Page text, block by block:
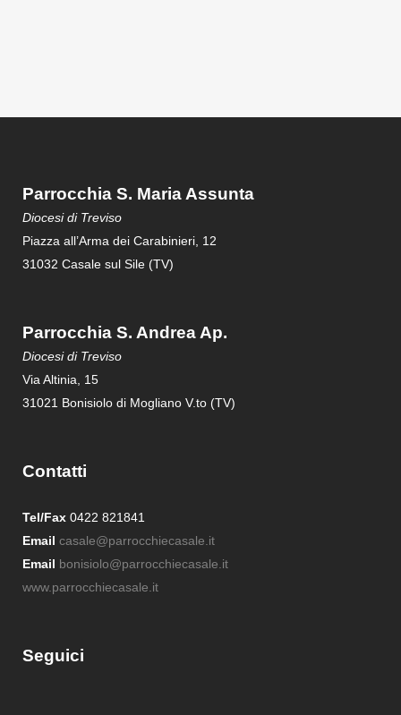
Parrocchia S. Maria Assunta
Diocesi di Treviso
Piazza all’Arma dei Carabinieri, 12
31032 Casale sul Sile (TV)
Parrocchia S. Andrea Ap.
Diocesi di Treviso
Via Altinia, 15
31021 Bonisiolo di Mogliano V.to (TV)
Contatti
Tel/Fax 0422 821841
Email casale@parrocchiecasale.it
Email bonisiolo@parrocchiecasale.it
www.parrocchiecasale.it
Seguici